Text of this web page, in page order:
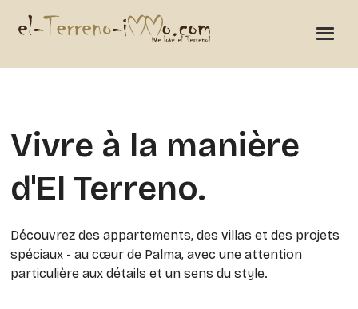
Vivre à la manière
d'El Terreno.
Découvrez des appartements, des villas et des projets
spéciaux - au cœur de Palma, avec une attention
particulière aux détails et un sens du style.